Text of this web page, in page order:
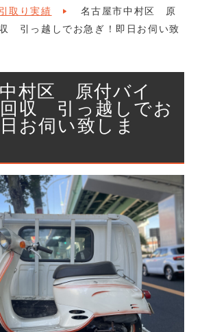
取り実績
名古屋市中村区 原
引っ越しでお急ぎ！即日お伺い致
村区 原付バイ
収 引っ越しでお
お伺い致しま